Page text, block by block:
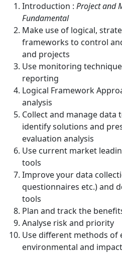
Introduction : Project and
Fundamental
Make use of logical,
frameworks to control
and projects
Use monitoring
reporting
Logical Framework
analysis
Collect and manage
identify solutions and
evaluation analysis
Use current market
tools
Improve your data
questionnaires etc.) and
tools
Plan and track the
Analyse risk and priority
Use different methods of
environmental and